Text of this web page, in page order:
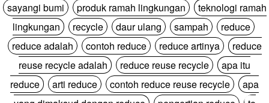
sayangi bumi
produk ramah lingkungan
teknologi ramah
lingkungan
recycle daur ulang sampah
reduce
reduce adalah
contoh reduce reduce artinya
reduce
reuse recycle adalah
reduce reuse recycle
apa itu
reduce
arti reduce contoh reduce reuse recycle
apa